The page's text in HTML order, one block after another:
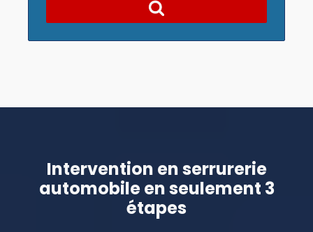
Intervention en serrurerie
automobile en seulement 3
étapes